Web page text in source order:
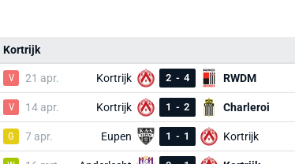
Kortrijk
V 21 apr. Kortrijk 2 - 4 RWDM
V 14 apr. Kortrijk 1 - 2 Charleroi
G 7 apr. Eupen 1 - 1 Kortrijk